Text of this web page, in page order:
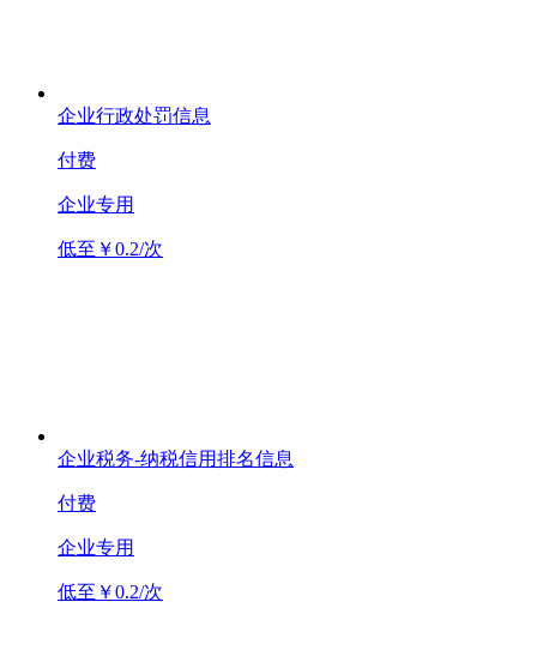
企业行政处罚信息
付费
企业专用
低至￥0.2/次
企业税务-纳税信用排名信息
付费
企业专用
低至￥0.2/次